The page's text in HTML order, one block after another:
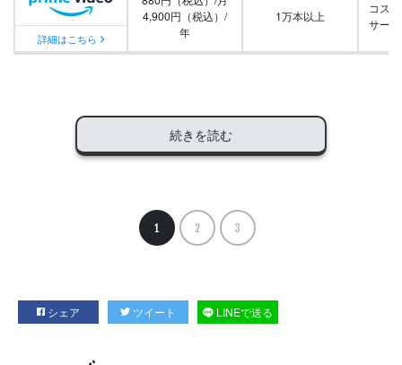
詳細はこちら
4,900円（税込）/
年
1万本以上
コス
サー
続きを読む
1 2 3
シェア ツイート LINEで送る